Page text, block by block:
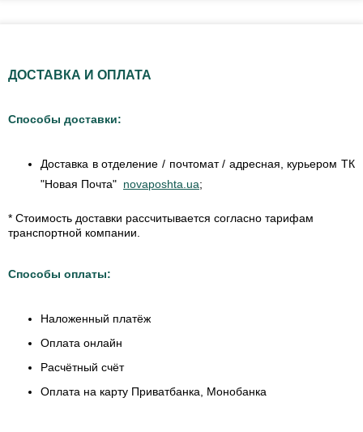
ДОСТАВКА И ОПЛАТА
Способы доставки:
Доставка в отделение / почтомат / адресная, курьером ТК
"Новая Почта" novaposhta.ua;
* Стоимость доставки рассчитывается согласно тарифам
транспортной компании.
Способы оплаты:
Наложенный платёж
Оплата онлайн
Расчётный счёт
Оплата на карту Приватбанка, Монобанка